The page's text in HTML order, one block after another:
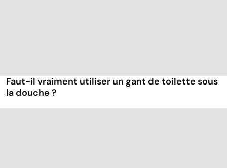
Faut-il vraiment utiliser un gant de toilette sous
la douche ?